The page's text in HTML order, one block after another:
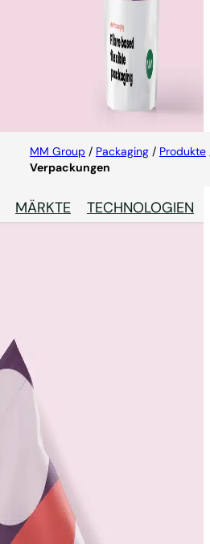
MM Group / Packaging / Produkte
Verpackungen
MÄRKTE TECHNOLOGIEN